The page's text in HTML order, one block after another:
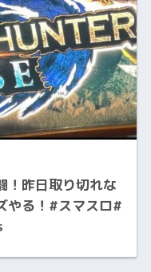
！昨日取り切れな
やる！#スマスロ#